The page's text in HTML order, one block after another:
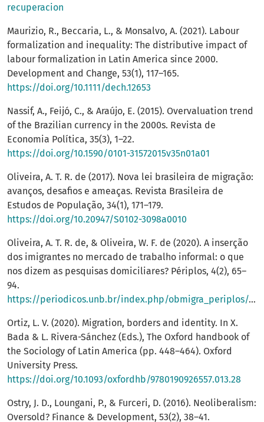
recuperacion
Maurizio, R., Beccaria, L., & Monsalvo, A. (2021). Labour
formalization and inequality: The distributive impact of
labour formalization in Latin America since 2000.
Development and Change, 53(1), 117–165.
https://doi.org/10.1111/dech.12653
Nassif, A., Feijó, C., & Araújo, E. (2015). Overvaluation trend
of the Brazilian currency in the 2000s. Revista de
Economia Política, 35(3), 1–22.
https://doi.org/10.1590/0101-31572015v35n01a01
Oliveira, A. T. R. de (2017). Nova lei brasileira de migração:
avanços, desafios e ameaças. Revista Brasileira de
Estudos de População, 34(1), 171–179.
https://doi.org/10.20947/S0102-3098a0010
Oliveira, A. T. R. de, & Oliveira, W. F. de (2020). A inserção
dos imigrantes no mercado de trabalho informal: o que
nos dizem as pesquisas domiciliares? Périplos, 4(2), 65–
94.
https://periodicos.unb.br/index.php/obmigra_periplos/article/view/34625/28610
Ortiz, L. V. (2020). Migration, borders and identity. In X.
Bada & L. Rivera-Sánchez (Eds.), The Oxford handbook of
the Sociology of Latin America (pp. 448–464). Oxford
University Press.
https://doi.org/10.1093/oxfordhb/9780190926557.013.28
Ostry, J. D., Loungani, P., & Furceri, D. (2016). Neoliberalism:
Oversold? Finance & Development, 53(2), 38–41.